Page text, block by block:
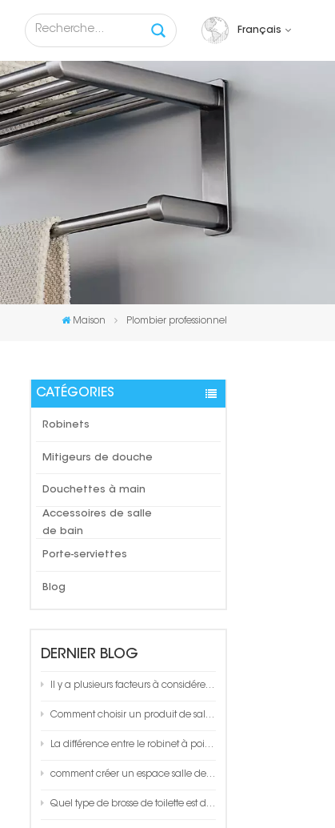
Français
English
français
русский
español
Maison Plombier professionnel
CATÉGORIES
Robinets
Mitigeurs de douche
Douchettes à main
Accessoires de salle
de bain
Porte-serviettes
Blog
DERNIER BLOG
Il y a plusieurs facteurs à considérer lors du choix d'un porte-serviettes de salle de bain
Comment choisir un produit de salle de bain de qualité ?
La différence entre le robinet à poignée unique et le robinet thermostatique
comment créer un espace salle de bain?
Quel type de brosse de toilette est de bonne qualité ?